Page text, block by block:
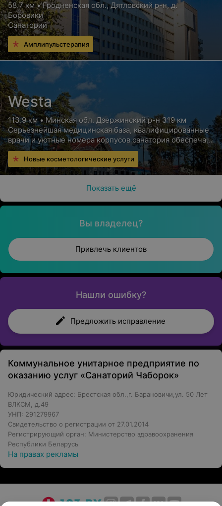
58.7 км • Гродненская обл., Дятловский р-н, д.
Боровики
Санаторий
Амплипульстерапия
Westa
113.9 км • Минская обл. Дзержинский р-н 319 км
Серьезнейшая медицинская база, квалифицированные
врачи и уютные номера корпусов санатория обеспечат
Вам высококлассный отдых с пользой для здоровья
Новые косметологические услуги
Показать ещё
Вы владелец?
Привлечь клиентов
Нашли ошибку?
Предложить исправление
Коммунальное унитарное предприятие по
оказанию услуг «Санаторий Чаборок»
Юридический адрес: Брестская обл.,г. Барановичи,ул. 50 Лет
ВЛКСМ, д.49
УНП: 291279967
Свидетельство о регистрации от 27.01.2014
Регистрирующий орган: Министерство здравоохранения
Республики Беларусь
На правах рекламы